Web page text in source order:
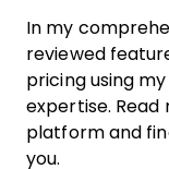
In my
reviewed
pricing using
expertise. Read
platform and
you.